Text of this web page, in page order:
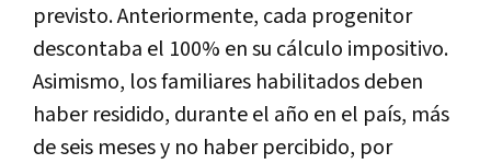
previsto. Anteriormente, cada progenitor
descontaba el 100% en su cálculo impositivo.
Asimismo, los familiares habilitados deben
haber residido, durante el año en el país, más
de seis meses y no haber percibido, por